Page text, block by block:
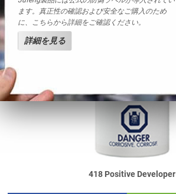
418 Positive Developer
ます。真正性の確認および安全なご購入のため
に、こちらから詳細をご確認ください。
詳細を見る